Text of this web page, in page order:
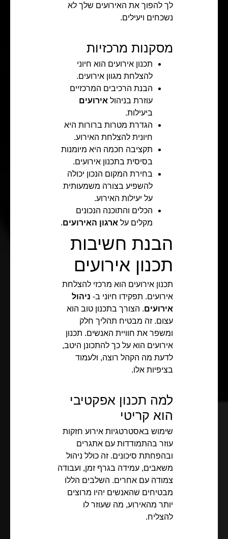
לך להפוך את האירועים שלך לא
נשכחים ויעילים.
מסקנות מרכזיות
תכנון אירועים הוא חיוני
להצלחת מגוון אירועים.
הבנת הרכיבים המרכזיים
עוזרת בניהול אירועים
ביעילות.
הגדרת מטרות ברורות היא
חיונית להצלחת האירוע.
תקציבה חכמה היא מיומנות
בסיסית בתכנון אירועים.
בחירת המקום הנכון יכולה
להשפיע בצורה משמעותית
על יעילות האירוע.
הכלים והתוכנה הנכונים
מקלים על ארגון האירועים.
הבנת חשיבות
תכנון אירועים
תכנון אירועים הוא מרכזי להצלחת
אירועים. תפקידו חיוני ב- ניהול
אירועים. הצורך בתכנון טוב הוא
עצום. זה מבטיח תהליך חלק
ומשפר את חוויית האנשים. תכנון
אירועים הוא על כך להתכונן היטב,
לדעת מה הקהל רוצה, ולעמוד
בציפיות אלו.
למה תכנון אפקטיבי
הוא קריטי
שימוש באסטרטגיות אירוע חזקות
עוזר בהתמודדות עם אתגרים
ובהפחתת סיכונים. זה כולל ניהול
משאבים, עמידה בגרף זמן, ועבודה
צמודה עם אחרים. השלבים הללו
מבטיחים שהאנשים יהיו מרוצים
יותר מהאירוע, מה שעוזר לו
להצליח.